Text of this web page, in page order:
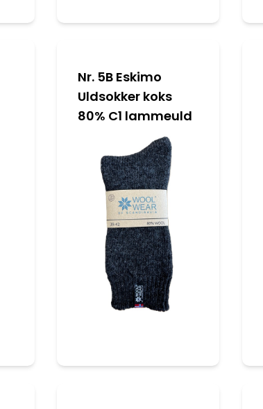
Nr. 5B Eskimo
Uldsokker koks
80% C1 lammeuld